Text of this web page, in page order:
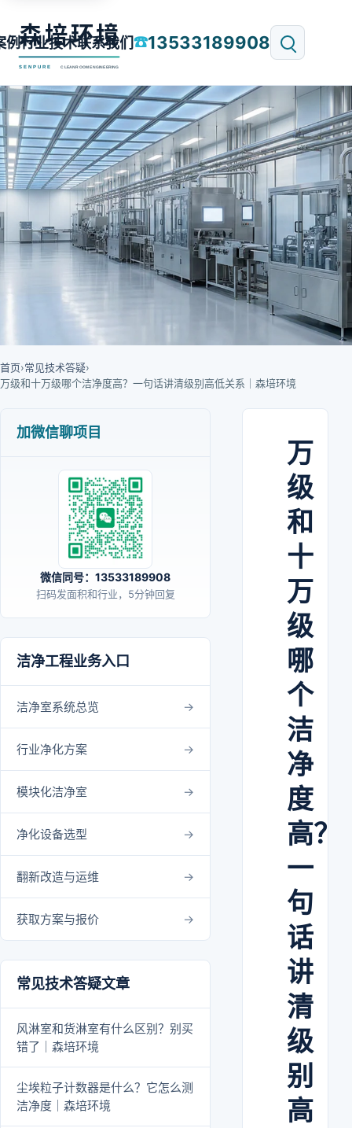
例行业技术联系我们☎13533189908
首页›常见技术答疑›
万级和十万级哪个洁净度高？一句话讲清级别高低关系｜森培环境
加微信聊项目
微信同号：13533189908
扫码发面积和行业，5分钟回复
洁净工程业务入口
洁净室系统总览
行业净化方案
模块化洁净室
净化设备选型
翻新改造与运维
获取方案与报价
常见技术答疑文章
风淋室和货淋室有什么区别？别买
错了｜森培环境
尘埃粒子计数器是什么？它怎么测
洁净度｜森培环境
万
级
和
十
万
级
哪
个
洁
净
度
高？
一
句
话
讲
清
级
别
高